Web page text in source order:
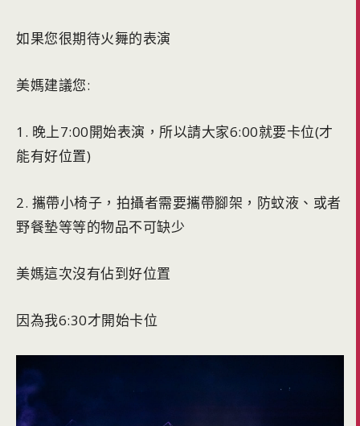
如果您很期待火舞的表演
美媽建議您:
1. 晚上7:00開始表演，所以請大家6:00就要卡位(才
能有好位置)
2. 攜帶小椅子，拍攝者需要攜帶腳架，防蚊液、或者
野餐墊等等的物品不可缺少
美媽這次沒有佔到好位置
因為我6:30才開始卡位